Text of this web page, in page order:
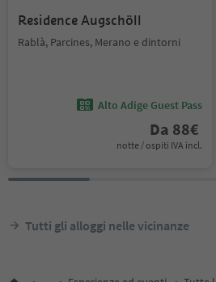
Residence Augschöll
Rablà, Parcines, Merano e dintorni
Alto Adige Guest Pass
Da 88€
notte / ospiti IVA incl.
Tutti gli alloggi nelle vicinanze